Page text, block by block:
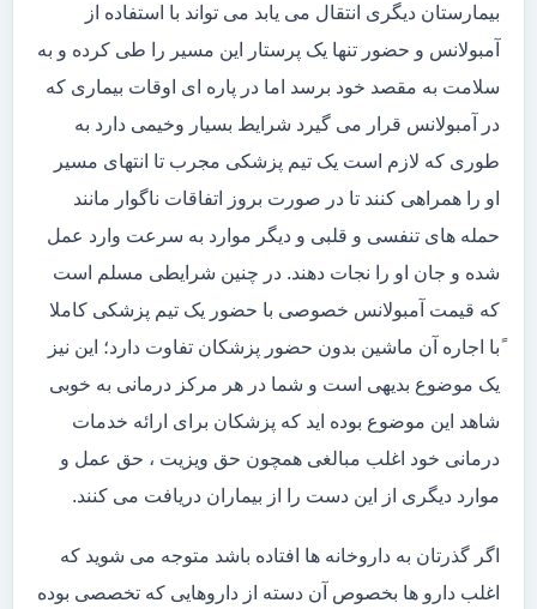
بیمارستان دیگری انتقال می یابد می تواند با استفاده از
آمبولانس و حضور تنها یک پرستار این مسیر را طی کرده و به
سلامت به مقصد خود برسد اما در پاره ای اوقات بیماری که
در آمبولانس قرار می گیرد شرایط بسیار وخیمی دارد به
طوری که لازم است یک تیم پزشکی مجرب تا انتهای مسیر
او را همراهی کنند تا در صورت بروز اتفاقات ناگوار مانند
حمله های تنفسی و قلبی و دیگر موارد به سرعت وارد عمل
شده و جان او را نجات دهند. در چنین شرایطی مسلم است
که قیمت آمبولانس خصوصی با حضور یک تیم پزشکی کاملا
ًبا اجاره آن ماشین بدون حضور پزشکان تفاوت دارد؛ این نیز
یک موضوع بدیهی است و شما در هر مرکز درمانی به خوبی
شاهد این موضوع بوده اید که پزشکان برای ارائه خدمات
درمانی خود اغلب مبالغی همچون حق ویزیت ، حق عمل و
موارد دیگری از این دست را از بیماران دریافت می کنند.
اگر گذرتان به داروخانه ها افتاده باشد متوجه می شوید که
اغلب دارو ها بخصوص آن دسته از داروهایی که تخصصی بوده